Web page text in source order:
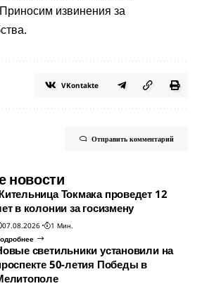
извинения за
VKontakte
Отправить комментарий
новости
Токмака проведет 12
в колонии за госизмену
07.08.2026
1 Мин.
светильники установили на
50-летия Победы в